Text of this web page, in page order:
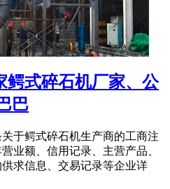
鳄式碎石机厂家、公
巴
于鳄式碎石机生产商的工商注
业额、信用记录、主营产品、
求信息、交易记录等企业详